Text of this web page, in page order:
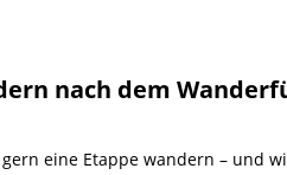
nach dem
eine Etappe wandern – und